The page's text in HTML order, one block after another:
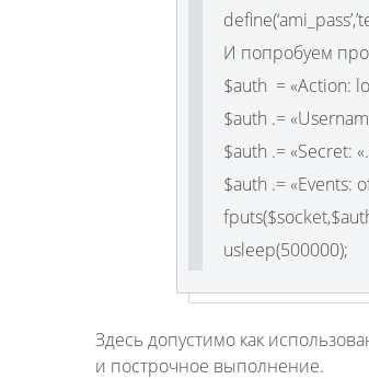
И попробуем
$auth = «Action:
$auth .=
$auth .= «Secret:
$auth .= «Events:
usleep(500000);
Здесь допустимо как
и построчное выполнение.